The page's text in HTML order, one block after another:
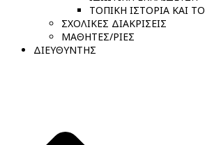
ΤΟΠΙΚΗ ΙΣΤΟΡΙΑ ΚΑΙ
ΣΧΟΛΙΚΕΣ ΔΙΑΚΡΙΣΕΙΣ
ΜΑΘΗΤΕΣ/ΡΙΕΣ
ΔΙΕΥΘΥΝΤΗΣ